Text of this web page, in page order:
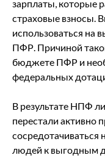
зарплаты, которые
страховые взносы.
использоваться на
ПФР. Причиной
бюджете ПФР и
федеральных
В результате НПФ
перестали активно
сосредотачиваться
людей к выгодным